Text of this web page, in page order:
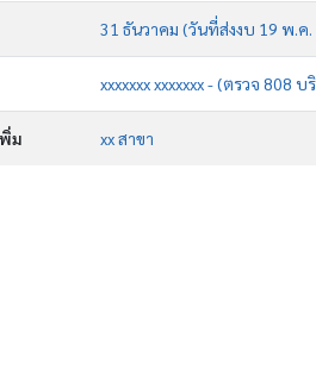
31 ธันวาคม (วันที่ส่งงบ 19 พ.ค.
xxxxxxx xxxxxxx - (ตรวจ 808
ม xx สาขา